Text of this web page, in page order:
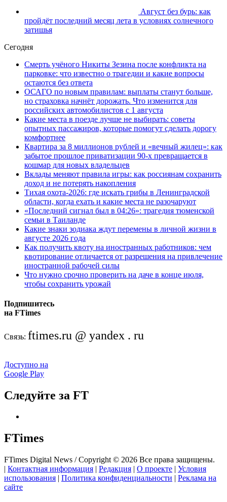
Август без бурь: как
пройдёт последний месяц лета в условиях солнечного
затишья
Сегодня
Смерть учёного Никиты Зезина после конфликта на
парковке: что известно о трагедии и какие вопросы
остаются без ответа
ОСАГО по новым правилам: выплаты станут больше,
но страховка начнёт дорожать. Что изменится для
российских автомобилистов с 1 августа
Какие места в поезде лучше не выбирать: советы
опытных пассажиров, которые помогут сделать дорогу
комфортнее
Квартира за 8 миллионов рублей и «вечный жилец»: как
забытое прошлое приватизации 90-х превращается в
кошмар для новых владельцев
Вклады меняют правила игры: как россиянам сохранить
доход и не потерять накопления
Тихая охота-2026: где искать грибы в Ленинградской
области, когда ехать и какие места не разочаруют
«Последний сигнал был в 04:26»: трагедия тюменской
семьи в Таиланде
Какие знаки зодиака ждут перемены в личной жизни в
августе 2026 года
Как получить квоту на иностранных работников: чем
квотирование отличается от разрешения на привлечение
иностранной рабочей силы
Что нужно срочно проверить на даче в конце июля,
чтобы сохранить урожай
Подпишитесь
на FTimes
Связь: ftimes.ru @ yandex . ru
Доступно на
Google Play
Следуйте за FT
FTimes
FTimes Digital News / Copyright © 2026 Все права защищены.
| Контактная информация | Редакция | О проекте | Условия
использования | Политика конфиденциальности | Реклама на
сайте